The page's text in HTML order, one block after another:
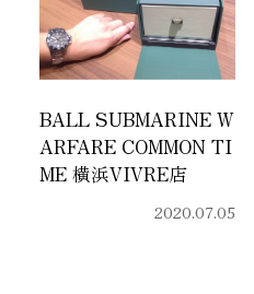
BALL SUBMARINE W
ARFARE COMMON TI
ME 横浜VIVRE店
2020.07.05